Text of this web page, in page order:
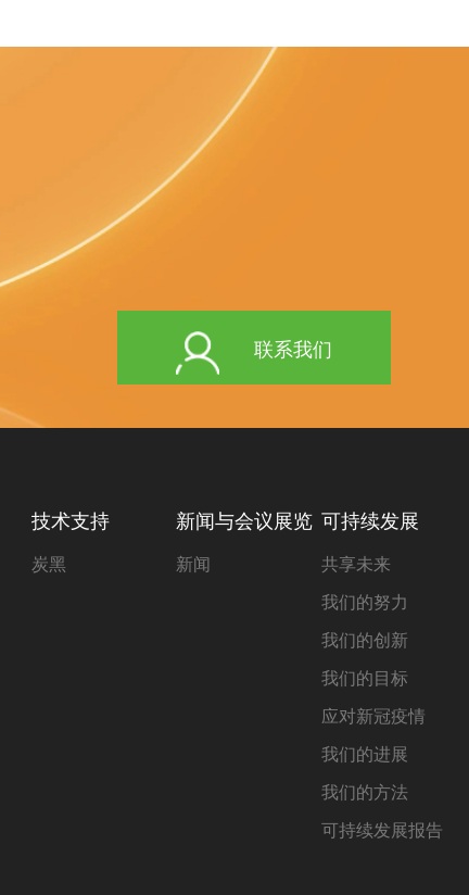
联系我们
技术支持
炭黑
新闻与会议展览
新闻
可持续发展
共享未来
我们的努力
我们的创新
我们的目标
应对新冠疫情
我们的进展
我们的方法
可持续发展报告